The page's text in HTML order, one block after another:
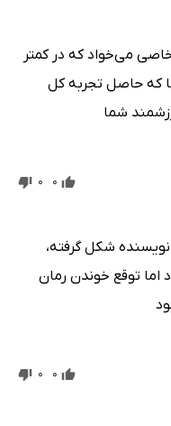
می‌خواد که در کمتر
که حاصل تجربه کل
شما
0
0
شکل گرفته،
اما توقع خوندن رمان
0
0